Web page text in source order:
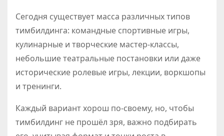
Сегодня существует масса различных типов
тимбилдинга: командные спортивные игры,
кулинарные и творческие мастер-классы,
небольшие театральные постановки или даже
исторические ролевые игры, лекции, воркшопы
и тренинги.
Каждый вариант хорош по-своему, но, чтобы
тимбилдинг не прошёл зря, важно подбирать